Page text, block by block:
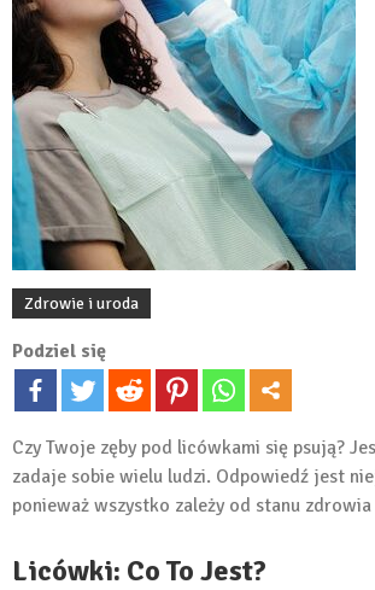
Zdrowie i uroda
Podziel się
Czy Twoje zęby pod licówkami się psują?
zadaje sobie wielu ludzi. Odpowiedź jest
ponieważ wszystko zależy od stanu
Licówki: Co To Jest?